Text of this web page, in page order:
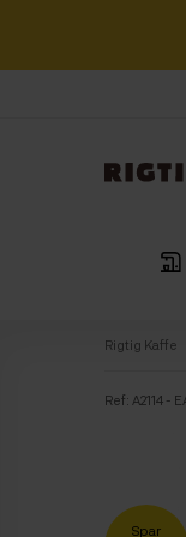
Rigtig Kaffe
Ref: A2114 -
Spar